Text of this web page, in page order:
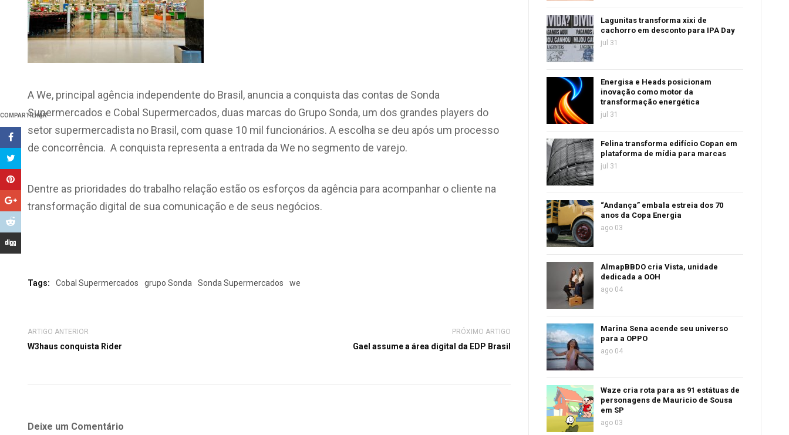
COMPARTILHAR
A We, principal agência independente do Brasil, anuncia a conquista das contas de Sonda
Supermercados e Cobal Supermercados, duas marcas do Grupo Sonda, um dos grandes players do
setor supermercadista no Brasil, com quase 10 mil funcionários. A escolha se deu após um processo
de concorrência. A conquista representa a entrada da We no segmento de varejo.
Dentre as prioridades do trabalho relação estão os esforços da agência para acompanhar o cliente na
transformação digital de sua comunicação e de seus negócios.
Tags: Cobal Supermercados grupo Sonda Sonda Supermercados we
ARTIGO ANTERIOR
W3haus conquista Rider
PRÓXIMO ARTIGO
Gael assume a área digital da EDP Brasil
Deixe um Comentário
Lagunitas transforma xixi de
cachorro em desconto para IPA Day
jul 31
Energisa e Heads posicionam
inovação como motor da
transformação energética
jul 31
Felina transforma edifício Copan em
plataforma de mídia para marcas
jul 31
“Andança” embala estreia dos 70
anos da Copa Energia
ago 03
AlmapBBDO cria Vista, unidade
dedicada a OOH
ago 04
Marina Sena acende seu universo
para a OPPO
ago 04
Waze cria rota para as 91 estátuas de
personagens de Mauricio de Sousa
em SP
ago 03